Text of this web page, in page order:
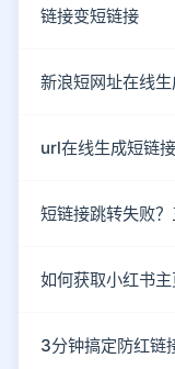
链接变短链接
新浪短网址在线
url在线生成短链接
短链接跳转失败
如何获取小红书主